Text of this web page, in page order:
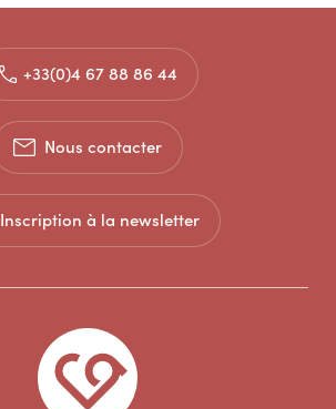
+33(0)4 67 88 86 44
Nous contacter
Inscription à la newsletter